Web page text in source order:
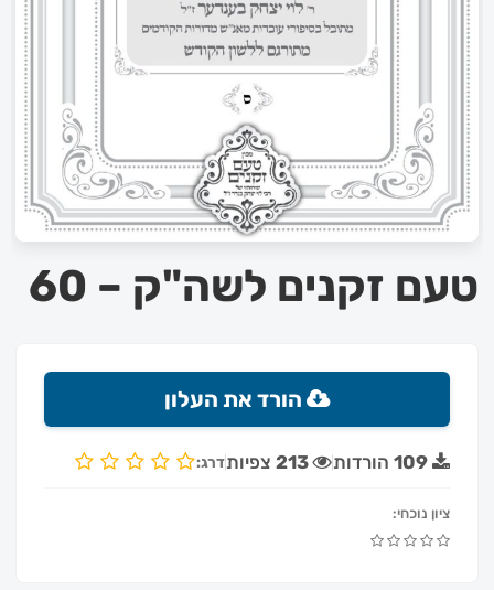
טעם זקנים לשה"ק – 60
הורד את העלון
109 הורדות 213 צפיותדרג:
ציון נוכחי: